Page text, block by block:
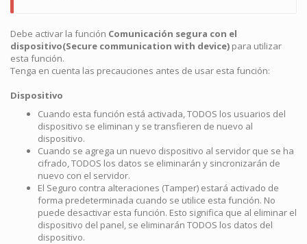
Debe activar la función Comunicación segura con el
dispositivo(Secure communication with device) para utilizar
esta función.
Tenga en cuenta las precauciones antes de usar esta función:
Dispositivo
Cuando esta función está activada, TODOS los usuarios del
dispositivo se eliminan y se transfieren de nuevo al
dispositivo.
Cuando se agrega un nuevo dispositivo al servidor que se ha
cifrado, TODOS los datos se eliminarán y sincronizarán de
nuevo con el servidor.
El Seguro contra alteraciones (Tamper) estará activado de
forma predeterminada cuando se utilice esta función. No
puede desactivar esta función. Esto significa que al eliminar el
dispositivo del panel, se eliminarán TODOS los datos del
dispositivo.